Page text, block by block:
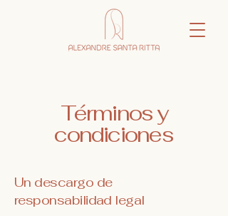
Términos y
condiciones
Un descargo de
responsabilidad legal